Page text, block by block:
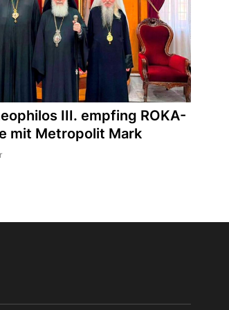
III. empfing ROKA-
mit Metropolit Mark